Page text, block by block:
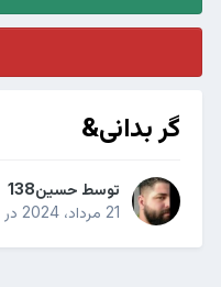
گر بدانی&
توسط حسین138
21 مرداد، 2024
در